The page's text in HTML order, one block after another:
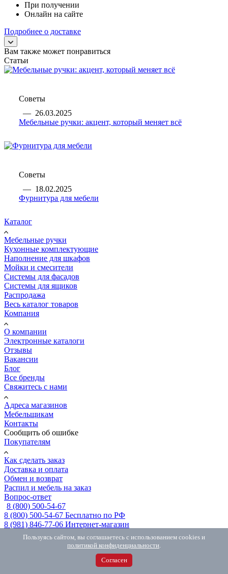
При получении
Онлайн на сайте
Подробнее о доставке
Вам также может понравиться
Статьи
Советы
— 26.03.2025
Мебельные ручки: акцент, который меняет всё
Советы
— 18.02.2025
Фурнитура для мебели
Каталог
Мебельные ручки
Кухонные комплектующие
Наполнение для шкафов
Мойки и смесители
Системы для фасадов
Системы для ящиков
Распродажа
Весь каталог товаров
Компания
О компании
Электронные каталоги
Отзывы
Вакансии
Блог
Все бренды
Свяжитесь с нами
Адреса магазинов
Мебельщикам
Контакты
Сообщить об ошибке
Покупателям
Как сделать заказ
Доставка и оплата
Обмен и возврат
Распил и мебель на заказ
Вопрос-ответ
8 (800) 500-54-67
8 (800) 500-54-67 Бесплатно по РФ
8 (981) 846-77-06 Интернет-магазин
MAX с 10.00 до 18.00
с 10.00 до 18.00
Пользуясь сайтом, вы соглашаетесь с использованием cookies и
политикой конфиденциальности.
Согласен